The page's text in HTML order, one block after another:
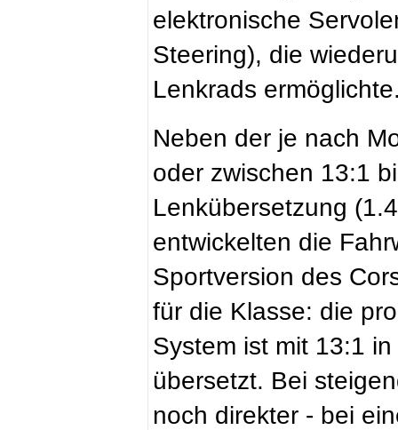
elektronische
Steering), die
Lenkrads
Neben der je nach
oder zwischen 13:1
Lenkübersetzung
entwickelten die
Sportversion des
für die Klasse: die
System ist mit 13:1
übersetzt. Bei
noch direkter - bei